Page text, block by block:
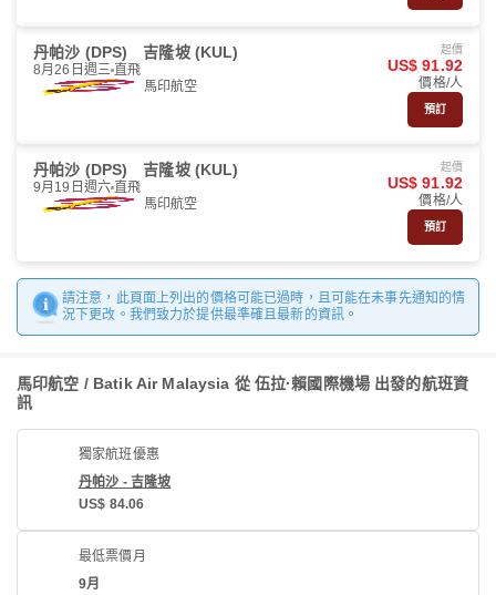
丹帕沙 (DPS) 吉隆坡 (KUL)
8月26日週三 直飛
馬印航空
起價
US$ 91.92
價格/人
預訂
丹帕沙 (DPS) 吉隆坡 (KUL)
9月19日週六 直飛
馬印航空
起價
US$ 91.92
價格/人
預訂
請注意，此頁面上列出的價格可能已過時，且可能在未事先通知的情
況下更改。我們致力於提供最準確且最新的資訊。
馬印航空 / Batik Air Malaysia 從 伍拉·賴國際機場 出發的航班資
訊
獨家航班優惠
丹帕沙 - 吉隆坡
US$ 84.06
最低票價月
9月